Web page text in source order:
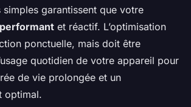
simples garantissent que votre
et réactif. L’optimisation
ponctuelle, mais doit être
quotidien de votre appareil pour
de vie prolongée et un
optimal.